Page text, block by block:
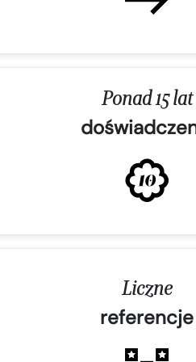
Ponad 15 lat
Liczne
referencje